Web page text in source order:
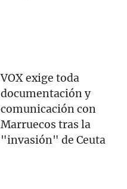
VOX exige toda
documentación y
comunicación con
Marruecos tras la
"invasión" de Ceuta